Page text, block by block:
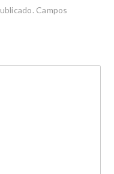
Campos